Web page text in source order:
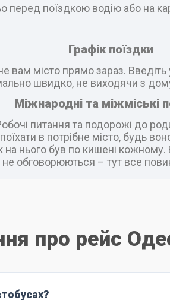
перед поїздкою водію або на
Графік поїздки
місто прямо зараз. Введіть
швидко, не виходячи з
Міжнародні та міжміські
питання та подорожі до
в потрібне місто, будь
нього був по кишені кожному.
не обговорюються – тут все
про рейс